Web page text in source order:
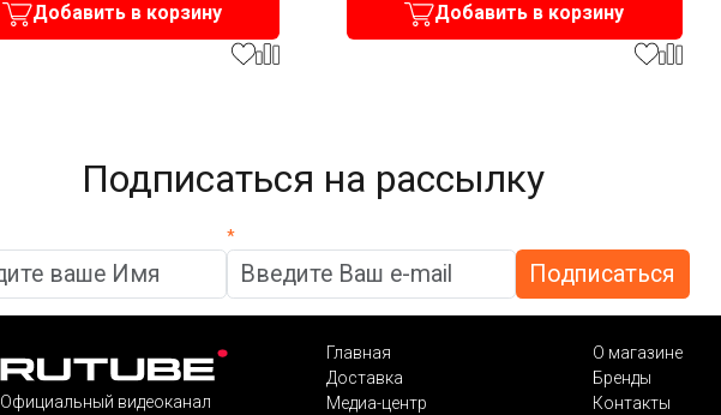
Добавить в корзину Добавить в корзину
Подписаться на рассылку
*
Официальный видеоканал
Главная О магазине
Доставка
Бренды
Медиа-центр
Контакты